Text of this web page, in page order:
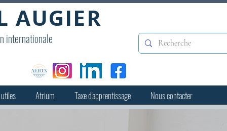
AUGIER
internationale
Atrium Taxe d'apprentissage Nous contacter